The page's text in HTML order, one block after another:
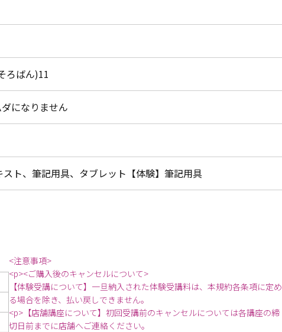
ろばん)11
になりません
ト、筆記用具、タブレット【体験】筆記用具
<注意事項>
<p><ご購入後のキャンセルについて>
【体験受講について】一旦納入された体験受講料は、本規約各条項に定め
る場合を除き、払い戻しできません。
<p>【店舗講座について】初回受講前のキャンセルについては各講座の締
切日前までに店舗へご連絡ください。